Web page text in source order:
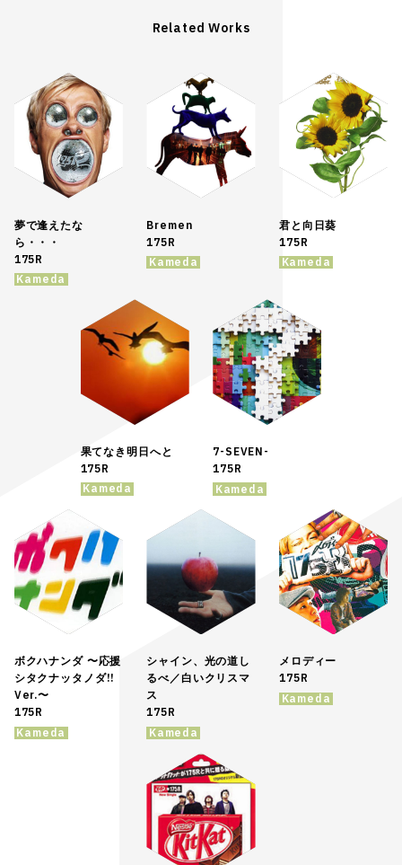
Related Works
夢で逢えたな
ら・・・
175R
Kameda
Bremen
175R
Kameda
君と向日葵
175R
Kameda
果てなき明日へと
175R
Kameda
7-SEVEN-
175R
Kameda
ボクハナンダ 〜応援
シタクナッタノダ!!
Ver.〜
175R
Kameda
シャイン、光の道し
るべ／白いクリスマ
ス
175R
Kameda
メロディー
175R
Kameda